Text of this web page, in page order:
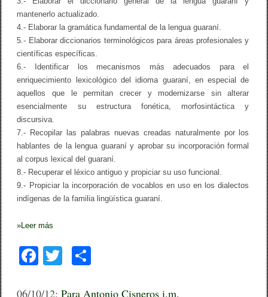
mantenerlo actualizado.
4.- Elaborar la gramática fundamental de la lengua guaraní.
5.- Elaborar diccionarios terminológicos para áreas profesionales y
científicas específicas.
6.- Identificar los mecanismos más adecuados para el
enriquecimiento lexicológico del idioma guaraní, en especial de
aquellos que le permitan crecer y modernizarse sin alterar
esencialmente su estructura fonética, morfosintáctica y
discursiva.
7.- Recopilar las palabras nuevas creadas naturalmente por los
hablantes de la lengua guaraní y aprobar su incorporación formal
al corpus lexical del guaraní.
8.- Recuperar el léxico antiguo y propiciar su uso funcional.
9.- Propiciar la incorporación de vocablos en uso en los dialectos
indígenas de la familia lingüística guaraní.
»Leer más
F
06/10/12:Para Antonio Cisneros i.m.